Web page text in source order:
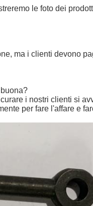
le foto dei
ma i clienti devono
i nostri clienti si
per fare l'affare e